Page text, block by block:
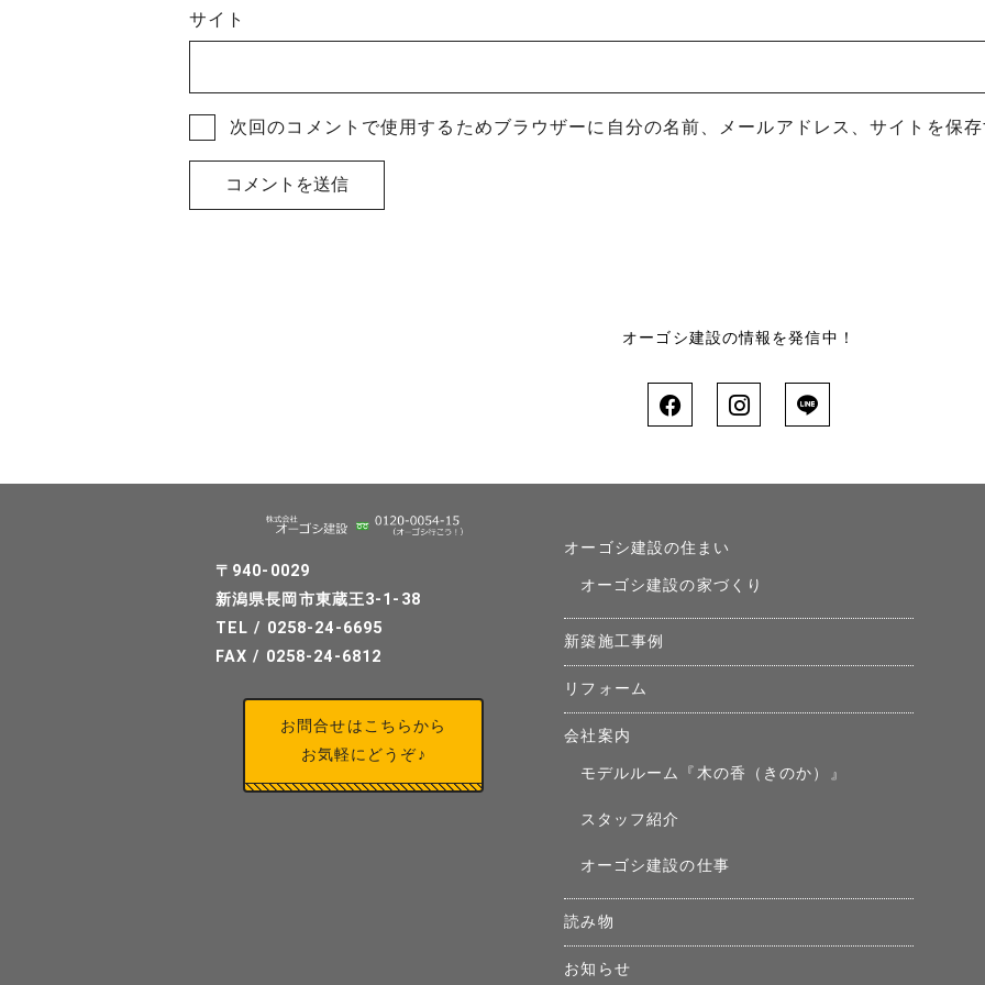
サイト
次回のコメントで使用するためブラウザーに自分の名前、メールアドレス、サイトを保
オーゴシ建設の情報を発信中！
〒940-0029
新潟県長岡市東蔵王3-1-38
TEL / 0258-24-6695
FAX / 0258-24-6812
お問合せはこちらから
お気軽にどうぞ♪
オーゴシ建設の住まい
オーゴシ建設の家づくり
新築施工事例
リフォーム
会社案内
モデルルーム『木の香（きのか）』
スタッフ紹介
オーゴシ建設の仕事
読み物
お知らせ